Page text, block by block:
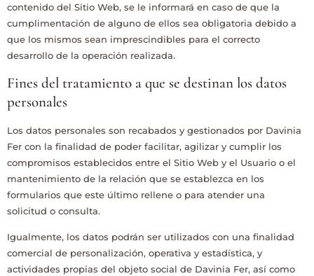
contenido del Sitio Web, se le informará en caso de que la
cumplimentación de alguno de ellos sea obligatoria debido a
que los mismos sean imprescindibles para el correcto
desarrollo de la operación realizada.
Fines del tratamiento a que se destinan los datos
personales
Los datos personales son recabados y gestionados por Davinia
Fer con la finalidad de poder facilitar, agilizar y cumplir los
compromisos establecidos entre el Sitio Web y el Usuario o el
mantenimiento de la relación que se establezca en los
formularios que este último rellene o para atender una
solicitud o consulta.
Igualmente, los datos podrán ser utilizados con una finalidad
comercial de personalización, operativa y estadística, y
actividades propias del objeto social de Davinia Fer, así como